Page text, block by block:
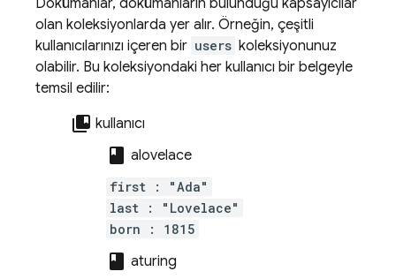
olan koleksiyonlarda yer alır. Örneğin, çeşitli
kullanıcılarınızı içeren bir users koleksiyonunuz
olabilir. Bu koleksiyondaki her kullanıcı bir belgeyle
temsil edilir:
collections_bookmark kullanıcı
class alovelace
first : "Ada"
last : "Lovelace"
born : 1815
class aturing